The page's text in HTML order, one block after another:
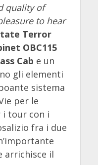
quality of
to hear
Terror
OBC115
Cab e un
gli elementi
sistema
per le
i tour con i
fra i due
arrichisce il